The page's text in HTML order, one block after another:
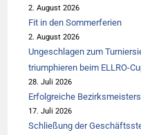
2. August 2026
Fit in den Sommerferien
2. August 2026
Ungeschlagen zum
triumphieren beim ELLRO-
28. Juli 2026
Erfolgreiche
17. Juli 2026
Schließung der